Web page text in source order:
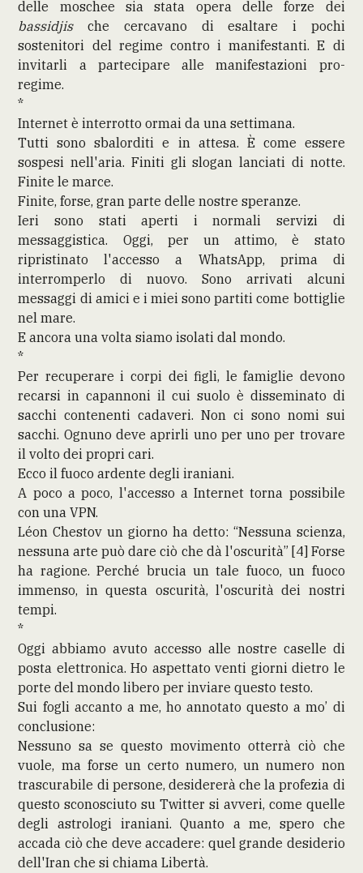
delle moschee sia stata opera delle forze dei
bassidjische cercavano di esaltare i pochi
sostenitori del regime contro i manifestanti. E di
invitarli a partecipare alle manifestazioni pro-
regime.
*
Internet è interrotto ormai da una settimana.
Tutti sono sbalorditi e in attesa. È come essere
sospesi nell'aria. Finiti gli slogan lanciati di notte.
Finite le marce.
Finite, forse, gran parte delle nostre speranze.
Ieri sono stati aperti i normali servizi di
messaggistica. Oggi, per un attimo, è stato
ripristinato l'accesso a WhatsApp, prima di
interromperlo di nuovo. Sono arrivati alcuni
messaggi di amici e i miei sono partiti come bottiglie
nel mare.
E ancora una volta siamo isolati dal mondo.
*
Per recuperare i corpi dei figli, le famiglie devono
recarsi in capannoni il cui suolo è disseminato di
sacchi contenenti cadaveri. Non ci sono nomi sui
sacchi. Ognuno deve aprirli uno per uno per trovare
il volto dei propri cari.
Ecco il fuoco ardente degli iraniani.
A poco a poco, l'accesso a Internet torna possibile
con una VPN.
Léon Chestov un giorno ha detto: “Nessuna scienza,
nessuna arte può dare ciò che dà l'oscurità” [4] Forse
ha ragione. Perché brucia un tale fuoco, un fuoco
immenso, in questa oscurità, l'oscurità dei nostri
tempi.
*
Oggi abbiamo avuto accesso alle nostre caselle di
posta elettronica. Ho aspettato venti giorni dietro le
porte del mondo libero per inviare questo testo.
Sui fogli accanto a me, ho annotato questo a mo’ di
conclusione:
Nessuno sa se questo movimento otterrà ciò che
vuole, ma forse un certo numero, un numero non
trascurabile di persone, desidererà che la profezia di
questo sconosciuto su Twitter si avveri, come quelle
degli astrologi iraniani. Quanto a me, spero che
accada ciò che deve accadere: quel grande desiderio
dell'Iran che si chiama Libertà.